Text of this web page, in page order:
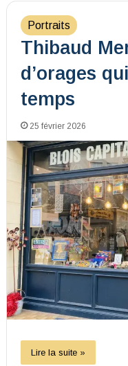
Portraits
Thibaud
d’orages
temps
25 février 2026
Lire la suite »